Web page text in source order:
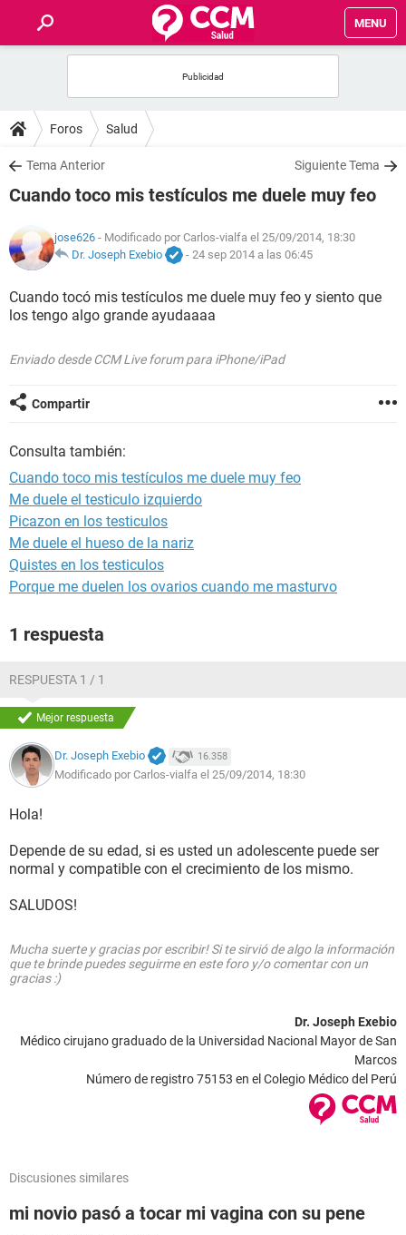
MENU
FOROS
SALUD
NUTRICIÓN
BIENESTAR
GLOSARIO
Foros Salud
Tema Anterior Siguiente Tema
Cuando toco mis testículos me duele muy feo
jose626 - Modificado por Carlos-vialfa el 25/09/2014, 18:30
Dr. Joseph Exebio
- 24 sep 2014 a las 06:45
Cuando tocó mis testículos me duele muy feo y siento que
los tengo algo grande ayudaaaa
Enviado desde CCM Live forum para iPhone/iPad
Compartir
Consulta también:
Cuando toco mis testículos me duele muy feo
Me duele el testiculo izquierdo
Picazon en los testiculos
Me duele el hueso de la nariz
Quistes en los testiculos
Porque me duelen los ovarios cuando me masturvo
1 respuesta
RESPUESTA 1 / 1
Mejor respuesta
Dr. Joseph Exebio 16.358
Modificado por Carlos-vialfa el 25/09/2014, 18:30
Hola!
Depende de su edad, si es usted un adolescente puede ser
normal y compatible con el crecimiento de los mismo.
SALUDOS!
Mucha suerte y gracias por escribir! Si te sirvió de algo la información
que te brinde puedes seguirme en este foro y/o comentar con un
gracias :)
Dr. Joseph Exebio
Médico cirujano graduado de la Universidad Nacional Mayor de San
Marcos
Número de registro 75153 en el Colegio Médico del Perú
Discusiones similares
mi novio pasó a tocar mi vagina con su pene